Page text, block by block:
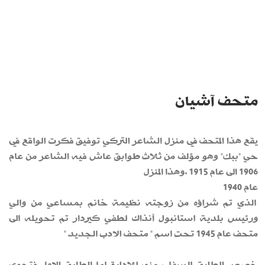
متحف آشيان
يقع هذا المتحف في منزل الشاعر التركي توفيق فكرت الواقع في
حي "ببك" وهو مؤلف من ثلاث طوابق عاش فيه الشاعر من عام
1906 الى عام 1915 .وهذا المنزل
عام 1940
الذي تم شراؤه من زوجته نظيمة خانم بمساعي من والي
ورئيس بلدية استانبول آنذاك لطفي كيردار تم تحويله الى
متحف عام 1945 تحت اسم " متحف الادب الجديد "